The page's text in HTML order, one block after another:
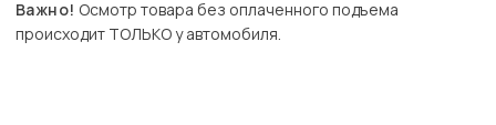
Важно! Осмотр товара без оплаченного подъема
происходит ТОЛЬКО у автомобиля.